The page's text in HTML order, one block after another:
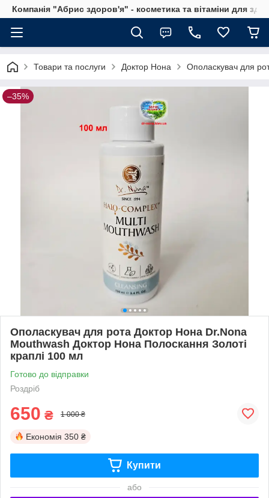
Компанія "Абрис здоров'я" - косметика та вітаміни для
Товари та послуги Доктор Нона Ополаскувач для
–35%
Ополаскувач для рота Доктор Нона Dr.Nona
Mouthwash Доктор Нона Полоскання Золоті
краплі 100 мл
Готово до відправки
Роздріб
650 ₴ 1 000 ₴
Економія 350 ₴
Купити
або